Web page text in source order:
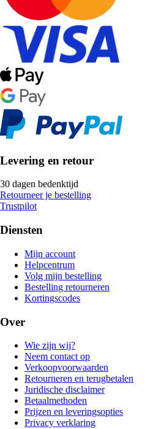
Levering en retour
30 dagen bedenktijd
Retourneer je bestelling
Trustpilot
Diensten
Mijn account
Helpcentrum
Volg mijn bestelling
Bestelling retourneren
Kortingscodes
Over
Wie zijn wij?
Neem contact op
Verkoopvoorwaarden
Retourneren en terugbetalen
Juridische disclaimer
Betaalmethoden
Prijzen en leveringsopties
Privacy verklaring